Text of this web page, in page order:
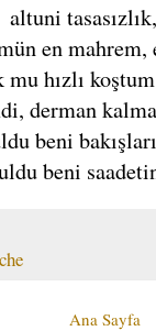
altuni
en mahrem,
mu hızlı
derman
beni
beni
Ana Sayfa